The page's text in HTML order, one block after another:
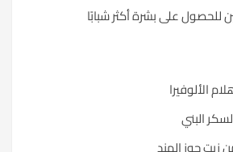
للحصول على بشرة أكثر شبابًا
الألوفيرا
البني